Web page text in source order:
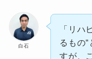
白石
「リハ
るもの
すが、